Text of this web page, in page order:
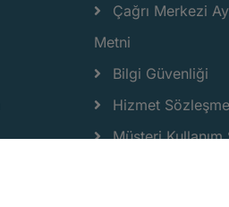
Çağrı Merkezi
Metni
Bilgi Güvenliği
Hizmet
Müşteri